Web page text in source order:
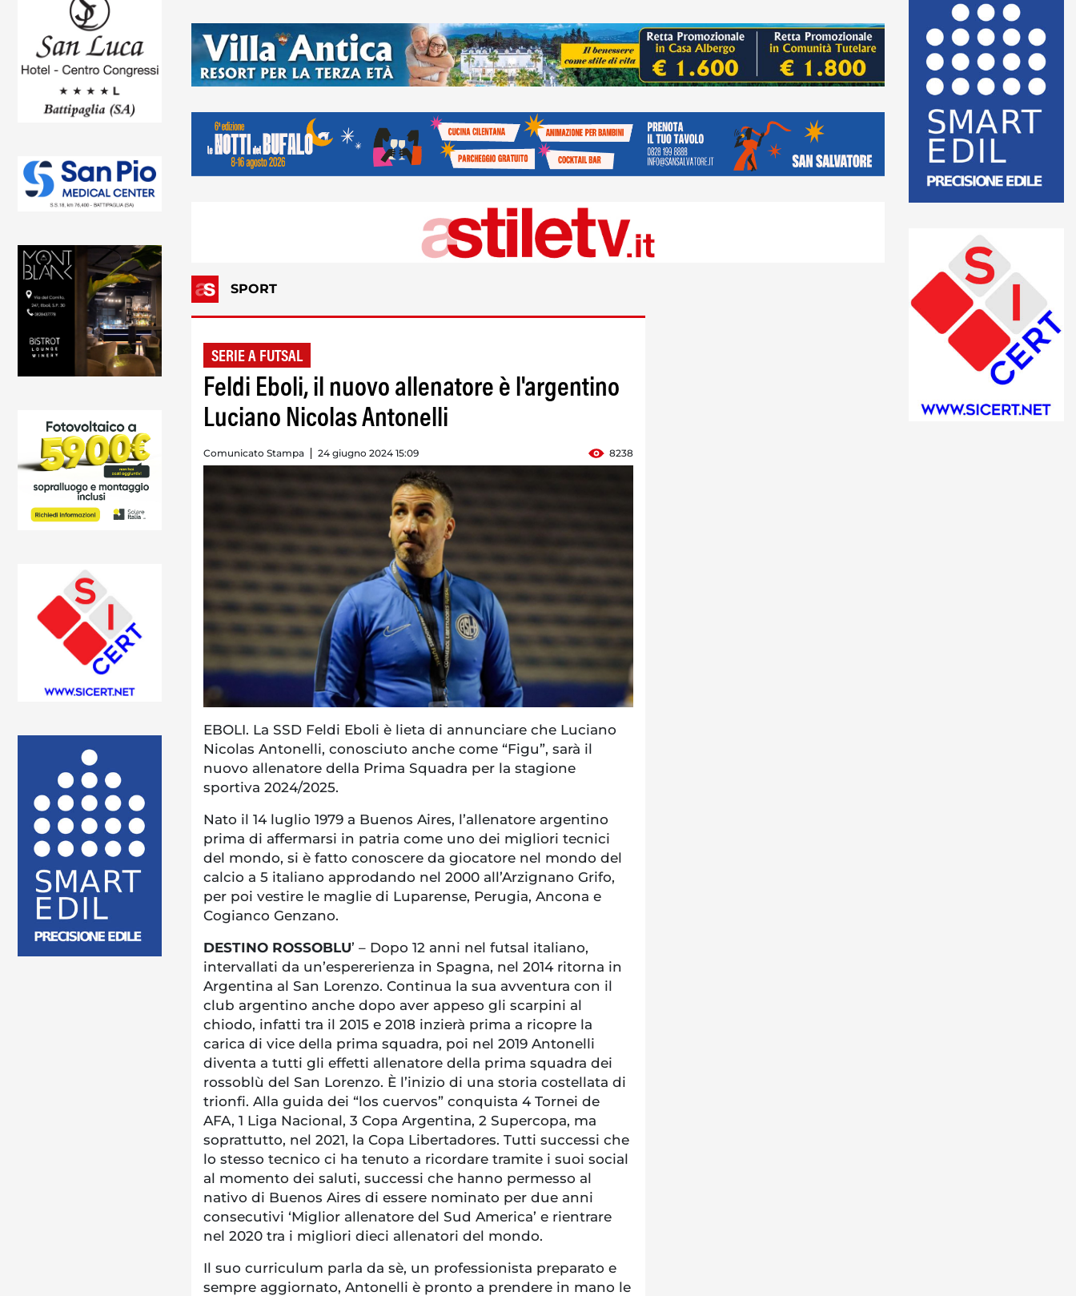
SPORT
SERIE A FUTSAL
Feldi Eboli, il nuovo allenatore è l'argentino
Luciano Nicolas Antonelli
Comunicato Stampa 24 giugno 2024 15:09 8238
EBOLI. La SSD Feldi Eboli è lieta di annunciare che Luciano
Nicolas Antonelli, conosciuto anche come “Figu”, sarà il
nuovo allenatore della Prima Squadra per la stagione
sportiva 2024/2025.
Nato il 14 luglio 1979 a Buenos Aires, l’allenatore argentino
prima di affermarsi in patria come uno dei migliori tecnici
del mondo, si è fatto conoscere da giocatore nel mondo del
calcio a 5 italiano approdando nel 2000 all’Arzignano Grifo,
per poi vestire le maglie di Luparense, Perugia, Ancona e
Cogianco Genzano.
DESTINO ROSSOBLU’ – Dopo 12 anni nel futsal italiano,
intervallati da un’espererienza in Spagna, nel 2014 ritorna in
Argentina al San Lorenzo. Continua la sua avventura con il
club argentino anche dopo aver appeso gli scarpini al
chiodo, infatti tra il 2015 e 2018 inzierà prima a ricopre la
carica di vice della prima squadra, poi nel 2019 Antonelli
diventa a tutti gli effetti allenatore della prima squadra dei
rossoblù del San Lorenzo. È l’inizio di una storia costellata di
trionfi. Alla guida dei “los cuervos” conquista 4 Tornei de
AFA, 1 Liga Nacional, 3 Copa Argentina, 2 Supercopa, ma
soprattutto, nel 2021, la Copa Libertadores. Tutti successi che
lo stesso tecnico ci ha tenuto a ricordare tramite i suoi social
al momento dei saluti, successi che hanno permesso al
nativo di Buenos Aires di essere nominato per due anni
consecutivi ‘Miglior allenatore del Sud America’ e rientrare
nel 2020 tra i migliori dieci allenatori del mondo.
Il suo curriculum parla da sè, un professionista preparato e
sempre aggiornato, Antonelli è pronto a prendere in mano le